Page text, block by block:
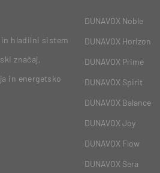
in hladilni sistem
značaj,
in energetsko
DUNAVOX Noble
DUNAVOX Horizon
DUNAVOX Prime
DUNAVOX Spirit
DUNAVOX Balance
DUNAVOX Joy
DUNAVOX Flow
DUNAVOX Sera